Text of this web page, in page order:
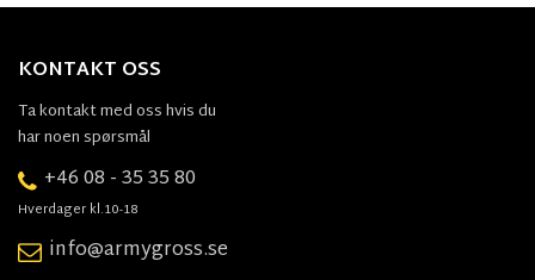
KONTAKT OSS
Ta kontakt med oss hvis du
har noen spørsmål
+46 08 - 35 35 80
Hverdager kl.10-18
info@armygross.se